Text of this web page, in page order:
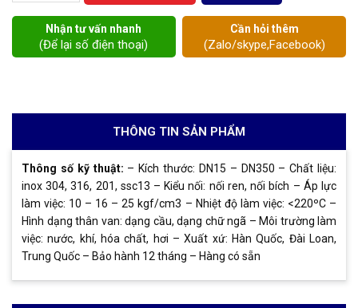
Nhận tư vấn nhanh
(Để lại số điện thoại)
Cần hỏi thêm
(Zalo/skype,Facebook)
THÔNG TIN SẢN PHẨM
Thông số kỹ thuật: – Kích thước: DN15 – DN350 – Chất liệu:
inox 304, 316, 201, ssc13 – Kiểu nối: nối ren, nối bích – Áp lực
làm việc: 10 – 16 – 25 kgf/cm3 – Nhiệt độ làm việc: <220ºC –
Hình dạng thân van: dạng cầu, dạng chữ ngã – Môi trường làm
việc: nước, khí, hóa chất, hơi – Xuất xứ: Hàn Quốc, Đài Loan,
Trung Quốc – Bảo hành 12 tháng – Hàng có sẵn